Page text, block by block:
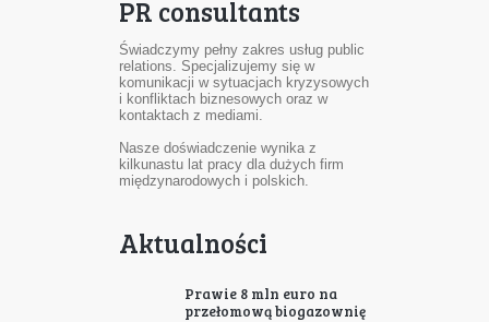
PR consultants
Świadczymy pełny zakres usług public
relations. Specjalizujemy się w
komunikacji w sytuacjach kryzysowych
i konfliktach biznesowych oraz w
kontaktach z mediami.
Nasze doświadczenie wynika z
kilkunastu lat pracy dla dużych firm
międzynarodowych i polskich.
Aktualności
Prawie 8 mln euro na
przełomową biogazownię